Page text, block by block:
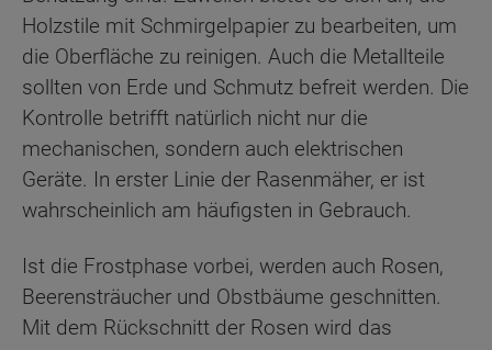
Holzstile mit Schmirgelpapier zu bearbeiten, um
die Oberfläche zu reinigen. Auch die Metallteile
sollten von Erde und Schmutz befreit werden. Die
Kontrolle betrifft natürlich nicht nur die
mechanischen, sondern auch elektrischen
Geräte. In erster Linie der Rasenmäher, er ist
wahrscheinlich am häufigsten in Gebrauch.
Ist die Frostphase vorbei, werden auch Rosen,
Beerensträucher und Obstbäume geschnitten.
Mit dem Rückschnitt der Rosen wird das